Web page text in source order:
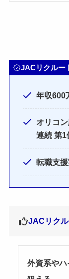
JACリクルー
年収600
オリコ
連続 第1
転職支
JACリク
外資系や